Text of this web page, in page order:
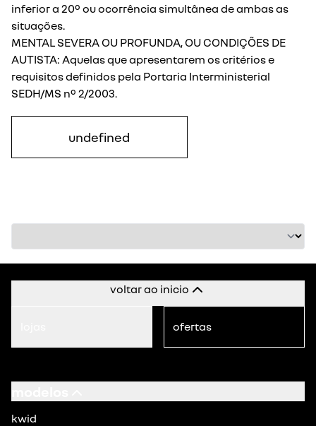
inferior a 20º ou ocorrência simultânea de ambas as
situações.
MENTAL SEVERA OU PROFUNDA, OU CONDIÇÕES DE
AUTISTA: Aquelas que apresentarem os critérios e
requisitos definidos pela Portaria Interministerial
SEDH/MS nº 2/2003.
undefined
voltar ao inicio
ofertas
kwid